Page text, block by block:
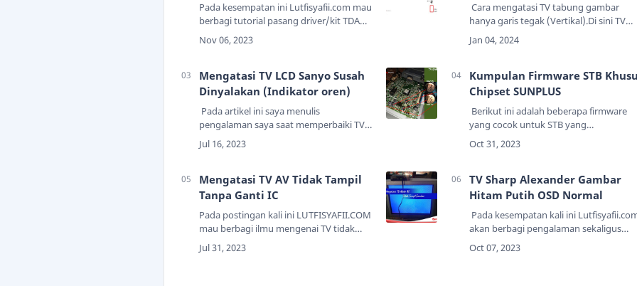
Pada kesempatan ini Lutfisyafii.com mau
berbagi tutorial pasang driver/kit TDA
2003 di TV tabung untuk mengatasi TV
yang tidak ada suaranya. Apa itu Kit TDA
Cara mengatasi TV tabung gambar
hanya garis tegak (Vertikal).Di sini TV
yang saya pakai adalah merek FUJITEC
inc, namun kasus TV tabung gambar
Mengatasi TV LCD Sanyo Susah
Dinyalakan (Indikator oren)
Pada artikel ini saya menulis
pengalaman saya saat memperbaiki TV
LCD merek Sanyo. Kendalanya yaitu TV
tidak mau dinyalakan, lampu indikator
Kumpulan Firmware STB
Chipset SUNPLUS
Berikut ini adalah beberapa firmware
yang cocok untuk STB yang
menggunakan chipset Sunplus.
Meskipun beda merek tetapi FWnya
Sunplus.Apa saja…
Mengatasi TV AV Tidak Tampil
Tanpa Ganti IC
Pada postingan kali ini LUTFISYAFII.COM
mau berbagi ilmu mengenai TV tidak
tampil pada mode AV.Kerusakan TV tidak
tampil pada mode AV1 maupun AV2 ini
TV Sharp Alexander Gambar
Hitam Putih OSD Normal
Pada kesempatan kali ini
akan berbagi pengalaman sekaligus
tutorial kepada teman-teman teknisi
elektronik maupun yg awam, yaitu